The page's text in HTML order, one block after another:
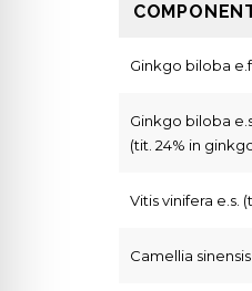
Ginkgo biloba e.f.
Ginkgo biloba
(tit. 24% in
Vitis vinifera e.s.
Camellia